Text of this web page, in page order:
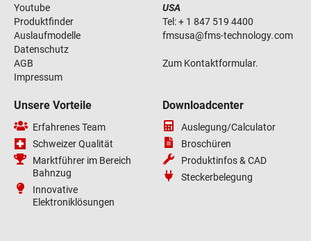
Youtube
Produktfinder
Auslaufmodelle
Datenschutz
AGB
Impressum
USA
Tel:+ 1 847 519 4400
fmsusa@fms-technology.com
Zum Kontaktformular.
Unsere Vorteile
Erfahrenes Team
Schweizer Qualität
Marktführer im Bereich
Bahnzug
Innovative
Elektroniklösungen
Downloadcenter
Auslegung/Calculator
Broschüren
Produktinfos & CAD
Steckerbelegung